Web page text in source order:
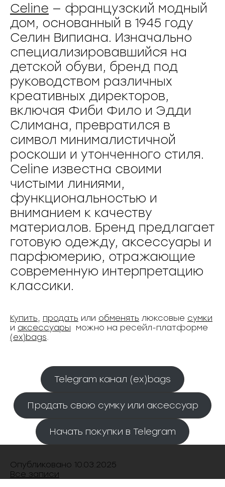
Celine — французский модный
дом, основанный в 1945 году
Селин Випиана. Изначально
специализировавшийся на
детской обуви, бренд под
руководством различных
креативных директоров,
включая Фиби Фило и Эдди
Слимана, превратился в
символ минималистичной
роскоши и утонченного стиля.
Celine известна своими
чистыми линиями,
функциональностью и
вниманием к качеству
материалов. Бренд предлагает
готовую одежду, аксессуары и
парфюмерию, отражающие
современную интерпретацию
классики.
Купить продать или обменять люксовые сумки
и аксессуары можно на ресейл-платформе
(ex)bags
Telegram канал (ex)bags
Продать свою сумку или аксессуар
Начать покупки в Telegram
Опубликовано 10.03.2025
Все записи